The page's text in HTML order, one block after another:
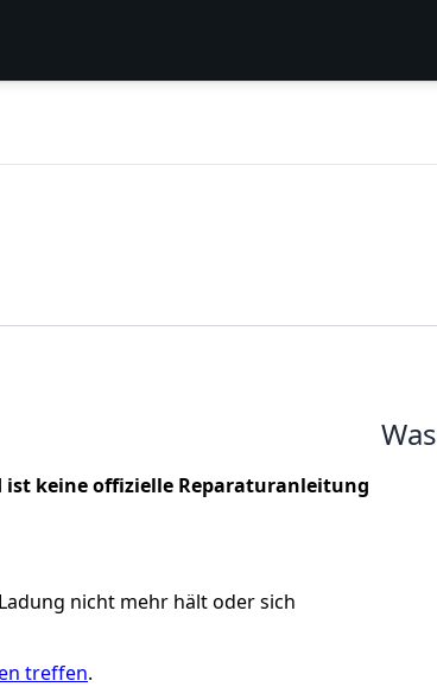
keine offizielle Reparaturanleitung
nicht mehr hält oder sich
treffen.